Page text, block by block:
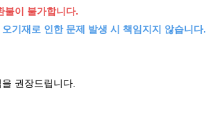
불이 불가합니다.
기재로 인한 문제 발생 시 책임지지 않습니다.
권장드립니다.